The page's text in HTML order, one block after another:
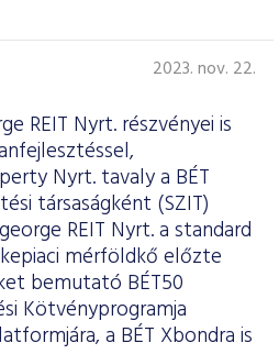
2023. nov. 22.
REIT Nyrt. részvényei is
Nyrt. tavaly a BÉT
társaságként (SZIT)
REIT Nyrt. a standard
mérföldkő előzte
bemutató BÉT50
Kötvényprogramja
a BÉT Xbondra is